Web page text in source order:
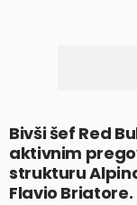
Bivši šef Red
aktivnim
strukturu
Flavio Briatore.